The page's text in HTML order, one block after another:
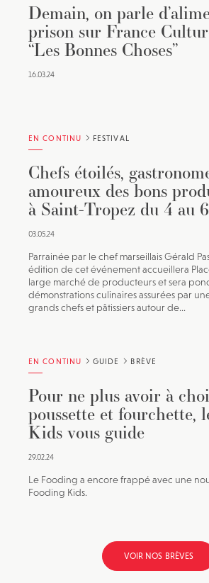
Demain, on parle
prison sur France
“Les Bonnes Choses”
16.03.24
EN CONTINU FESTIVAL
Chefs étoilés,
amoureux des bons
à Saint-Tropez du 4 au
03.05.24
Parrainée par le chef marseillais Gérald
édition de cet événement accueillera
large marché de producteurs et sera
démonstrations culinaires assurées par
grands chefs et pâtissiers autour de...
EN CONTINU GUIDE BRÈVE
Pour ne plus avoir à
poussette et fourchette,
Kids vous guide
29.02.24
Le Fooding a encore frappé avec une
Fooding Kids.
VOIR NOS BRÈVES